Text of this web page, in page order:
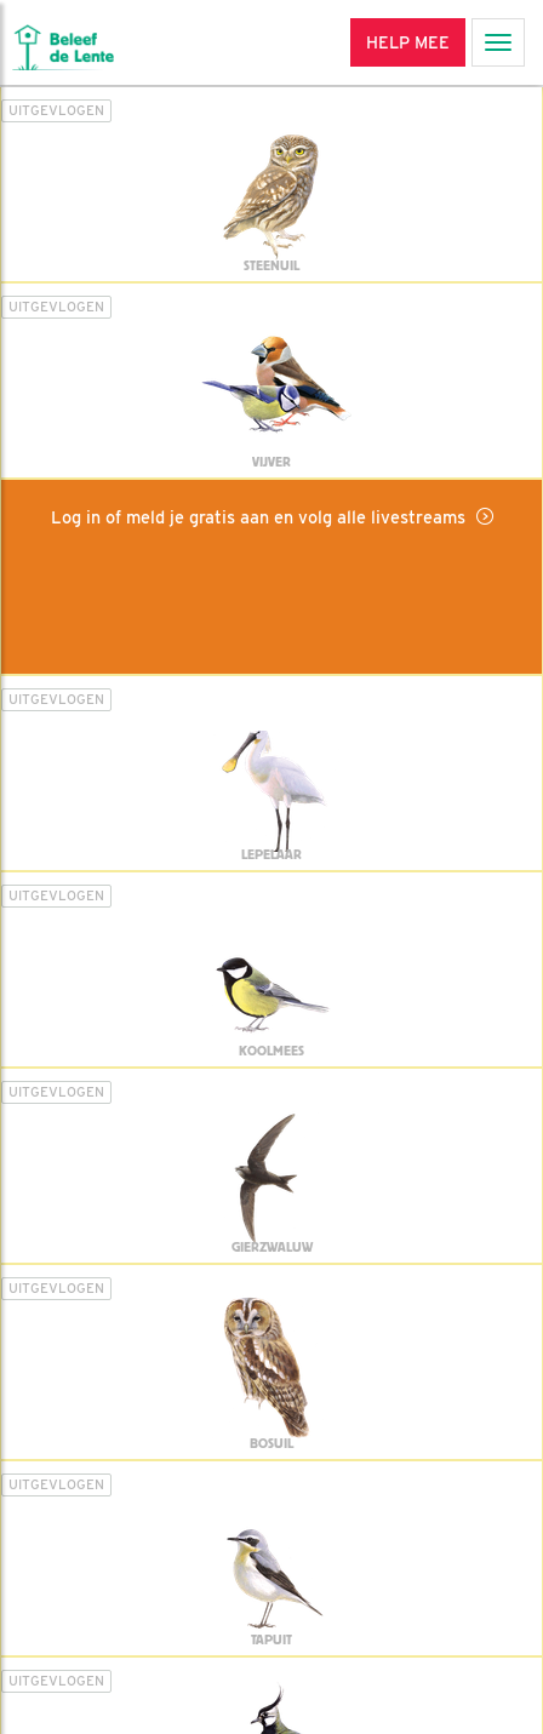
HELP MEE
UITGEVLOGEN
STEENUIL
UITGEVLOGEN
VIJVER
Log in of meld je gratis aan en volg alle livestreams
UITGEVLOGEN
LEPELAAR
UITGEVLOGEN
KOOLMEES
UITGEVLOGEN
GIERZWALUW
UITGEVLOGEN
BOSUIL
UITGEVLOGEN
TAPUIT
UITGEVLOGEN